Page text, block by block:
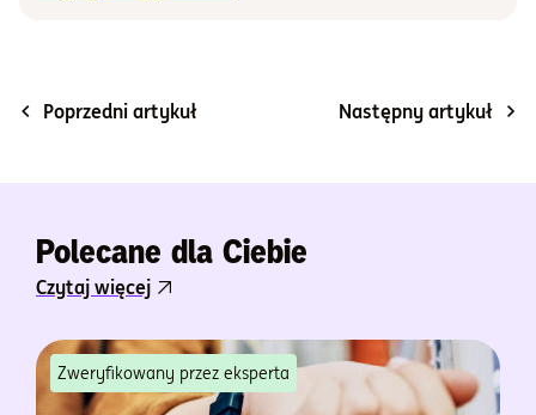
Poprzedni artykuł Następny artykuł
Polecane dla Ciebie
Czytaj więcej
Zweryfikowany przez eksperta